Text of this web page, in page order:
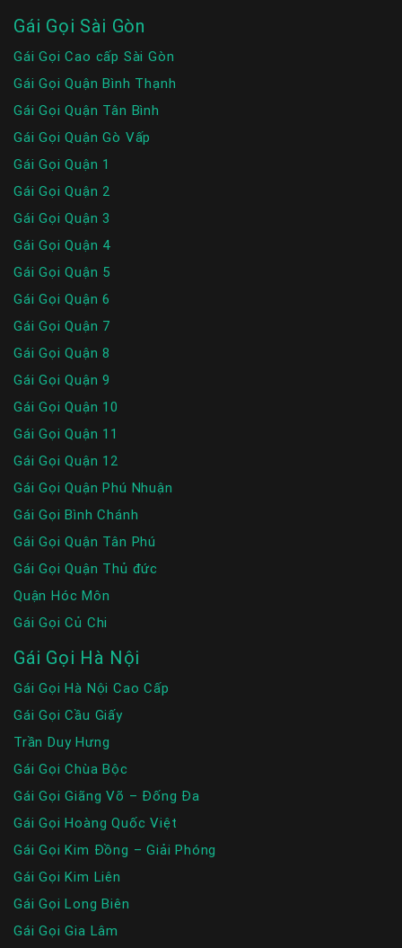
Gái Gọi Sài Gòn
Gái Gọi Cao cấp Sài Gòn
Gái Gọi Quận Bình Thạnh
Gái Gọi Quận Tân Bình
Gái Gọi Quận Gò Vấp
Gái Gọi Quận 1
Gái Gọi Quận 2
Gái Gọi Quận 3
Gái Gọi Quận 4
Gái Gọi Quận 5
Gái Gọi Quận 6
Gái Gọi Quận 7
Gái Gọi Quận 8
Gái Gọi Quận 9
Gái Gọi Quận 10
Gái Gọi Quận 11
Gái Gọi Quận 12
Gái Gọi Quận Phú Nhuận
Gái Gọi Bình Chánh
Gái Gọi Quận Tân Phú
Gái Gọi Quận Thủ đức
Quận Hóc Môn
Gái Gọi Củ Chi
Gái Gọi Hà Nội
Gái Gọi Hà Nội Cao Cấp
Gái Gọi Cầu Giấy
Trần Duy Hưng
Gái Gọi Chùa Bộc
Gái Gọi Giãng Võ – Đống Đa
Gái Gọi Hoàng Quốc Việt
Gái Gọi Kim Đồng – Giải Phóng
Gái Gọi Kim Liên
Gái Gọi Long Biên
Gái Gọi Gia Lâm